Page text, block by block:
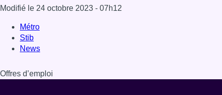
Modifié le 24 octobre 2023 - 07h12
Métro
Stib
News
Offres d’emploi